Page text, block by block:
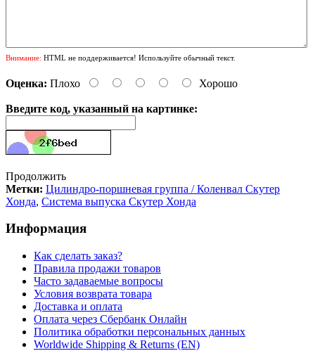
Внимание: HTML не поддерживается! Используйте обычный текст.
Оценка: Плохо Хорошо
Введите код, указанный на картинке:
Продолжить
Метки: Цилиндро-поршневая группа / Коленвал Скутер
Хонда, Система выпуска Скутер Хонда
Информация
Как сделать заказ?
Правила продажи товаров
Часто задаваемые вопросы
Условия возврата товара
Доставка и оплата
Оплата через Сбербанк Онлайн
Политика обработки персональных данных
Worldwide Shipping & Returns (EN)